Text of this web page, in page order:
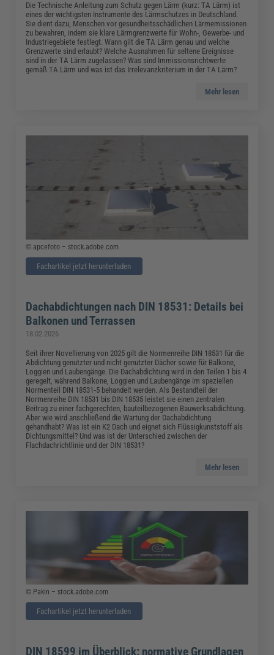
Die Technische Anleitung zum Schutz gegen Lärm (kurz: TA Lärm) ist
eines der wichtigsten Instrumente des Lärmschutzes in Deutschland.
Sie dient dazu, Menschen vor gesundheitsschädlichen Lärmemissionen
zu bewahren, indem sie klare Lärmgrenzwerte für Wohn-, Gewerbe- und
Industriegebiete festlegt. Wann gilt die TA Lärm genau und welche
Grenzwerte sind erlaubt? Welche Ausnahmen für seltene Ereignisse
sind in der TA Lärm zugelassen? Was sind Immissionsrichtwerte
gemäß TA Lärm und was ist das Irrelevanzkriterium in der TA Lärm?
Mehr lesen
© apcefoto – stock.adobe.com
Fachartikel jetzt herunterladen
Dachabdichtungen nach DIN 18531: Details bei
Balkonen und Terrassen
18.02.2026
Seit ihrer Novellierung von 2025 gilt die Normenreihe DIN 18531 für die
Abdichtung genutzter und nicht genutzter Dächer sowie für Balkone,
Loggien und Laubengänge. Die Dachabdichtung wird in den Teilen 1 bis 4
geregelt, während Balkone, Loggien und Laubengänge im speziellen
Normenteil DIN 18531‑5 behandelt werden. Als Bestandteil der
Normenreihe DIN 18531 bis DIN 18535 leistet sie einen zentralen
Beitrag zu einer fachgerechten, bauteilbezogenen Bauwerksabdichtung.
Aber wie wird anschließend die Wartung der Dachabdichtung
gehandhabt? Was ist ein K2 Dach und eignet sich Flüssigkunststoff als
Dichtungsmittel? Und was ist der Unterschied zwischen der
Flachdachrichtlinie und der DIN 18531?
Mehr lesen
© Pakin – stock.adobe.com
Fachartikel jetzt herunterladen
DIN 18599 im Überblick: normative Grundlagen